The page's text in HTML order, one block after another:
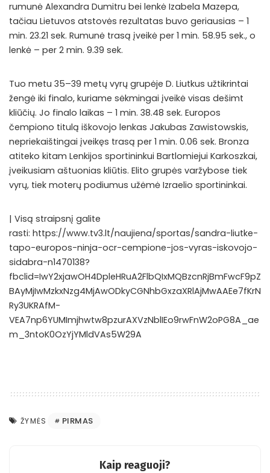
rumunė Alexandra Dumitru bei lenkė Izabela Mazepa,
tačiau Lietuvos atstovės rezultatas buvo geriausias – 1
min. 23.21 sek. Rumunė trasą įveikė per 1 min. 58.95 sek., o
lenkė – per 2 min. 9.39 sek.
Tuo metu 35–39 metų vyrų grupėje D. Liutkus užtikrintai
žengė iki finalo, kuriame sėkmingai įveikė visas dešimt
kliūčių. Jo finalo laikas – 1 min. 38.48 sek. Europos
čempiono titulą iškovojo lenkas Jakubas Zawistowskis,
nepriekaištingai įveikęs trasą per 1 min. 0.06 sek. Bronza
atiteko kitam Lenkijos sportininkui Bartlomiejui Karkoszkai,
įveikusiam aštuonias kliūtis. Elito grupės varžybose tiek
vyrų, tiek moterų podiumus užėmė Izraelio sportininkai.
| Visą straipsnį galite
rasti: https://www.tv3.lt/naujiena/sportas/sandra-liutke-
tapo-europos-ninja-ocr-cempione-jos-vyras-iskovojo-
sidabra-n1470138?
fbclid=IwY2xjawOH4DpleHRuA2FlbQIxMQBzcnRjBmFwcF9pZ
BAyMjIwMzkxNzg4MjAwODkyCGNhbGxzaXRlAjMwAAEe7fKrN
Ry3UKRAfM-
VEA7np6YUMImjhwtw8pzurAXVzNblIEo9rwFnW2oPG8A_ae
m_3ntoK0OzYjYMldVAs5W29A
ŽYMĖS PIRMAS
Kaip reaguoji?